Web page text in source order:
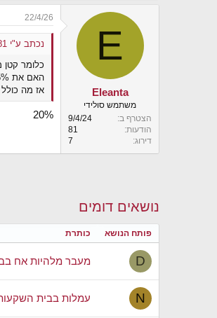
E
Eleanta
משתמש סולידי
הצטרף ב
9/4/24
הודעות
81
דירוג
7
22/4/26
נכתב ע"י c881:
כלומר קטן מ - 10
האם את 25% מהדיירים? 15% מהדיירים?
אז מה
20%
נושאים דומים
פותח הנושא כותרת
D מעבר מלהיות אח
N עמלות בבית